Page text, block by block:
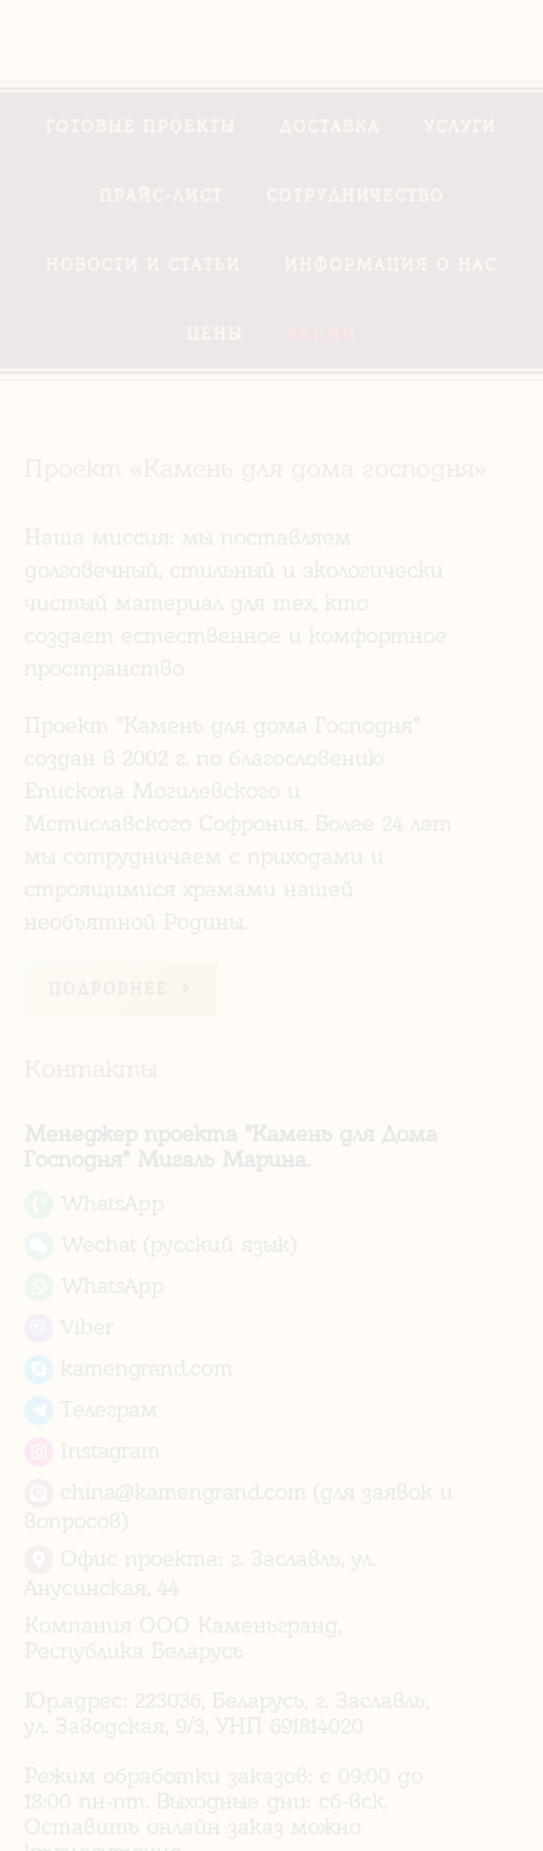
Наша миссия: мы поставляем
долговечный, стильный и экологически
чистый материал для тех, кто
создает естественное и комфортное
пространство
Проект "Камень для дома Господня"
создан в 2002 г. по благословению
Епископа Могилевского и
Мстиславского Софрония. Более 24 лет
мы сотрудничаем с приходами и
строящимися храмами нашей
необъятной Родины.
Менеджер проекта "Камень для Дома
Господня" Мигаль Марина.
WhatsApp
Wechat (русский язык)
WhatsApp
Viber
kamengrand.com
Телеграм
Instagram
china@kamengrand.com (для заявок и
вопросов)
Офис проекта: г. Заславль, ул.
Анусинская, 44
Компания ООО Каменьгранд,
Республика Беларусь
Юр.адрес: 223036, Беларусь, г. Заславль,
ул. Заводская, 9/3, УНП 691814020
Режим обработки заказов: с 09:00 до
18:00 пн-пт. Выходные дни: сб-вск.
Оставить онлайн заказ можно